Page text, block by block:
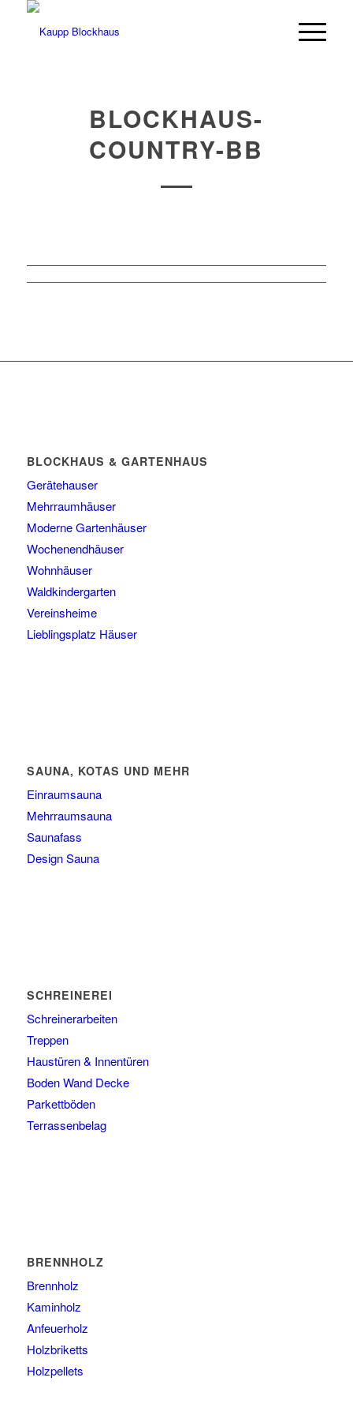
BLOCKHAUS-
COUNTRY-BB
BLOCKHAUS & GARTENHAUS
Gerätehauser
Mehrraumhäuser
Moderne Gartenhäuser
Wochenendhäuser
Wohnhäuser
Waldkindergarten
Vereinsheime
Lieblingsplatz Häuser
SAUNA, KOTAS UND MEHR
Einraumsauna
Mehrraumsauna
Saunafass
Design Sauna
SCHREINEREI
Schreinerarbeiten
Treppen
Haustüren & Innentüren
Boden Wand Decke
Parkettböden
Terrassenbelag
BRENNHOLZ
Brennholz
Kaminholz
Anfeuerholz
Holzbriketts
Holzpellets